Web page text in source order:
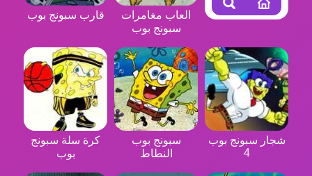
العاب مغامرات
سبونج بوب
قارب سبونج بوب
شجار سبونج بوب
4
سبونج بوب
النطاط
كرة سلة سبونج
بوب